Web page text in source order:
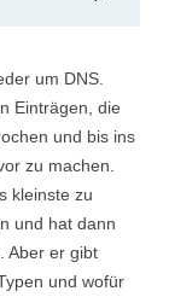
um DNS.
Einträgen, die
und bis ins
zu machen.
kleinste zu
und hat dann
Aber er gibt
und wofür